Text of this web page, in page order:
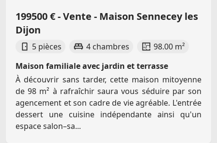
199500 € - Vente - Maison Sennecey les
Dijon
5 pièces 4 chambres
98.00 m²
Maison familiale avec jardin et terrasse
À découvrir sans tarder, cette maison mitoyenne
de 98 m² à rafraîchir saura vous séduire par son
agencement et son cadre de vie agréable. L'entrée
dessert une cuisine indépendante ainsi qu'un
espace salon–sa...